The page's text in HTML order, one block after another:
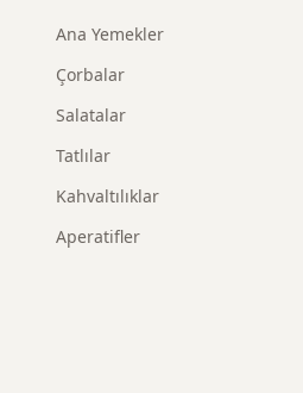
Ana Yemekler
Çorbalar
Salatalar
Tatlılar
Kahvaltılıklar
Aperatifler